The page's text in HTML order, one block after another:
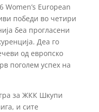
Women’s European
победи во четири
беа прогласени
Деа го
од европско
поголем успех на
за ЖКК Шкупи
и сите